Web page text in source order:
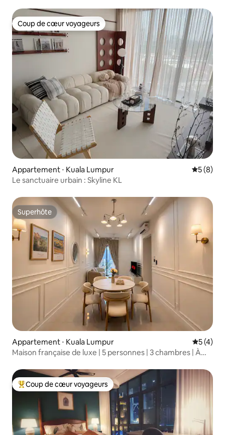
Coup de cœur voyageurs
Coup de cœur voyageurs
Appartement ⋅ Kuala Lumpur
5 (8)
Le sanctuaire urbain : Skyline KL
Superhôte
Superhôte
Appartement ⋅ Kuala Lumpur
5 (4)
Maison française de luxe | 5 personnes | 3 chambres | À
Coups de cœur voyageurs les plus appréciés
Coup de cœur voyageurs